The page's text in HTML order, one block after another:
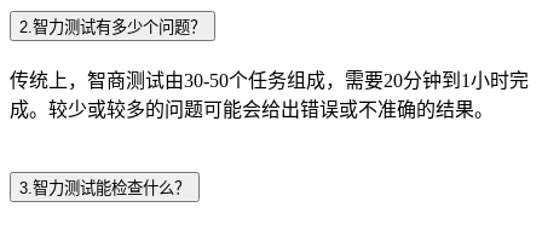
2.智力测试有多少个问题？
传统上，智商测试由30-50个任务组成，需要20分钟到1小时完
成。较少或较多的问题可能会给出错误或不准确的结果。
3.智力测试能检查什么？